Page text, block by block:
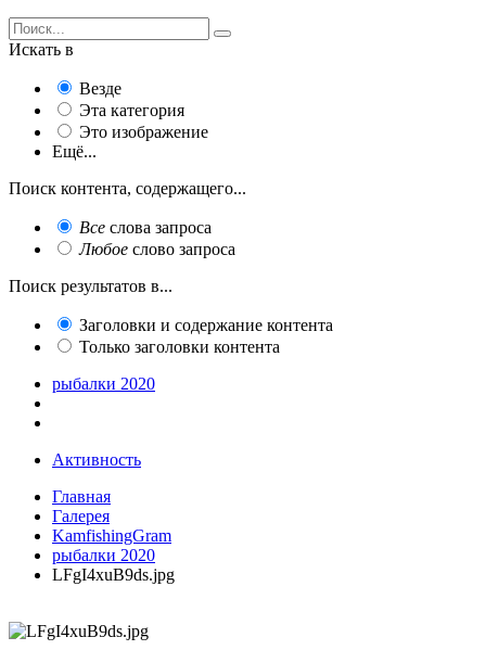
Искать в
Везде
Эта категория
Это изображение
Ещё...
Поиск контента, содержащего...
Все слова запроса
Любое слово запроса
Поиск результатов в...
Заголовки и содержание контента
Только заголовки контента
рыбалки 2020
Активность
Главная
Галерея
KamfishingGram
рыбалки 2020
LFgI4xuB9ds.jpg